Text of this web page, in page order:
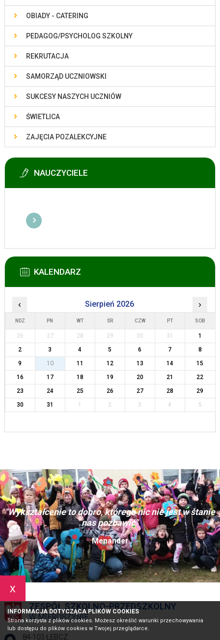
x
INFORMACJA DOTYCZĄCA PLIKÓW COOKIES
Strona korzysta z plików cookies. Możesz określić warunki przechowywania
lub dostępu do plików cookies w Twojej przeglądarce.
OBIADY - CATERING
PEDAGOG/PSYCHOLOG SZKOLNY
REKRUTACJA
SAMORZĄD UCZNIOWSKI
SUKCESY NASZYCH UCZNIÓW
ŚWIETLICA
ZAJĘCIA POZALEKCYJNE
NAUCZYCIELE
KALENDARZ
‹ Sierpień 2026 ›
NDZ PN WT ŚR CZW PT SOB
26 27 28 29 30 31
1
2
3 4 5 6 7
8
9
10 11 12 13 14
15
16
17 18 19 20 21
22
23
24 25 26 27 28
29
30
31 1 2 3 4 5
"Wykształcenie to dobro, którego nic nie jest w stanie
nas pozbawić"
Menander
ZESPÓŁ SZKOLNO-PRZEDSZKOLNY
W MIEROSZYNIE
Adres pocztowy:
84-103 ŁEBCZ